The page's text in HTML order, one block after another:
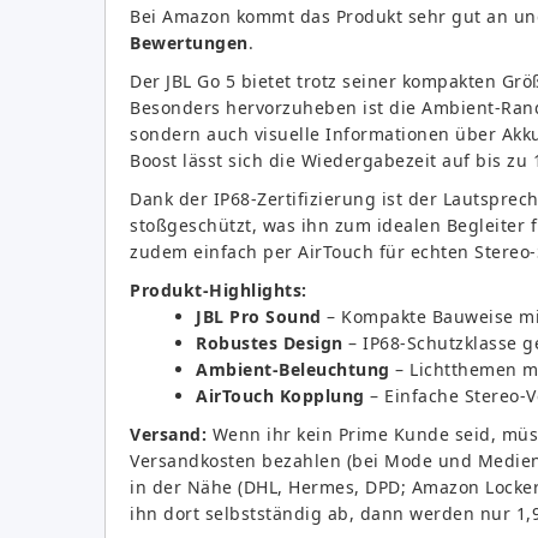
Bei Amazon kommt das Produkt sehr gut an
Bewertungen.
Der JBL Go 5 bietet trotz seiner kompakten
Besonders hervorzuheben ist die Ambient-
sondern auch visuelle Informationen über
Boost lässt sich die Wiedergabezeit auf bis zu
Dank der IP68-Zertifizierung ist der
stoßgeschützt, was ihn zum idealen Begleiter
zudem einfach per AirTouch für echten
Produkt-Highlights:
JBL Pro Sound – Kompakte Bauweise
Robustes Design – IP68-Schutzklasse
Ambient-Beleuchtung – Lichtthemen
AirTouch Kopplung – Einfache
Versand: Wenn ihr kein Prime Kunde seid,
Versandkosten bezahlen (bei Mode und
in der Nähe (DHL, Hermes, DPD; Amazon
ihn dort selbstständig ab, dann werden nur